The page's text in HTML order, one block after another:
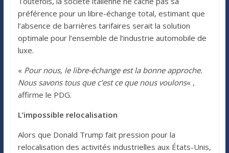
préférence pour un libre-échange total, estimant que
l’absence de barrières tarifaires serait la solution
optimale pour l’ensemble de l’industrie automobile de
luxe.
« Pour nous, le libre-échange est la bonne approche.
Nous savons tous que c’est ce que nous voulons« ,
affirme le PDG.
L’impossible relocalisation
Alors que Donald Trump fait pression pour la
relocalisation des activités industrielles aux États-Unis,